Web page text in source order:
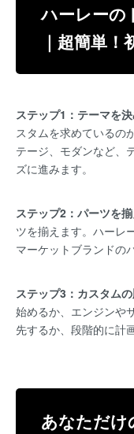
ハーレーの
｜超簡単
ステップ1：テーマを
スタムを求めているの
テージ、モダンなど、
ズに進みます。
ステップ2：パーツを
ツを揃えます。ハーレ
マーケットブランドの
ステップ3：カスタム
始めるか、エンジンや
先するか、段階的に計
あなただけ